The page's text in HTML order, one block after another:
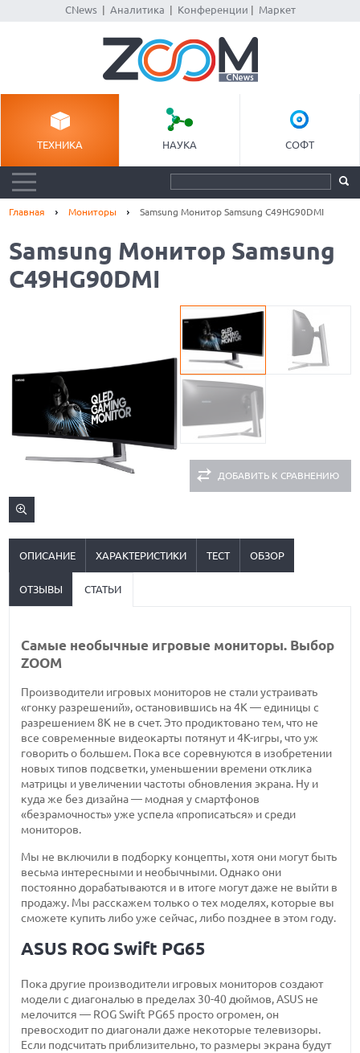
CNews| Аналитика Конференции Маркет
ТЕХНИКА НАУКА СОФТ
Главная Мониторы Samsung Монитор Samsung C49HG90DMI
Samsung Монитор Samsung
C49HG90DMI
ДОБАВИТЬ К СРАВНЕНИЮ
ОПИСАНИЕ ХАРАКТЕРИСТИКИ ТЕСТ ОБЗОР
ОТЗЫВЫ СТАТЬИ
Самые необычные игровые мониторы. Выбор
ZOOM
Производители игровых мониторов не стали устраивать
«гонку разрешений», остановившись на 4К — единицы с
разрешением 8К не в счет. Это продиктовано тем, что не
все современные видеокарты потянут и 4К-игры, что уж
говорить о большем. Пока все соревнуются в изобретении
новых типов подсветки, уменьшении времени отклика
матрицы и увеличении частоты обновления экрана. Ну и
куда же без дизайна — модная у смартфонов
«безрамочность» уже успела «прописаться» и среди
мониторов.
Мы не включили в подборку концепты, хотя они могут быть
весьма интересными и необычными. Однако они
постоянно дорабатываются и в итоге могут даже не выйти в
продажу. Мы расскажем только о тех моделях, которые вы
сможете купить либо уже сейчас, либо позднее в этом году.
ASUS ROG Swift PG65
Пока другие производители игровых мониторов создают
модели с диагональю в пределах 30-40 дюймов, ASUS не
мелочится — ROG Swift PG65 просто огромен, он
превосходит по диагонали даже некоторые телевизоры.
Если подсчитать приблизительно, то размеры экрана будут